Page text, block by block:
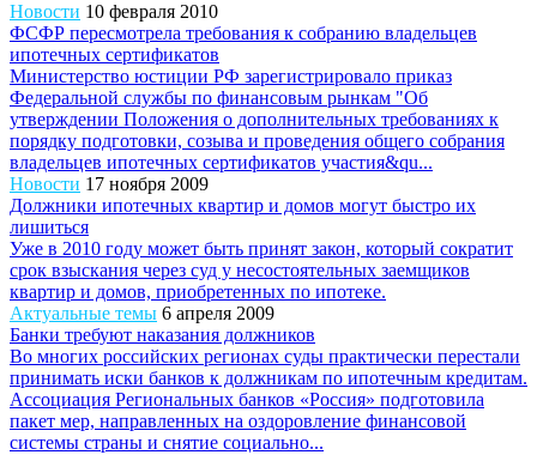
Новости 10 февраля 2010
ФСФР пересмотрела требования к собранию владельцев
ипотечных сертификатов
Министерство юстиции РФ зарегистрировало приказ
Федеральной службы по финансовым рынкам "Об
утверждении Положения о дополнительных требованиях к
порядку подготовки, созыва и проведения общего собрания
владельцев ипотечных сертификатов участия&qu...
Новости 17 ноября 2009
Должники ипотечных квартир и домов могут быстро их
лишиться
Уже в 2010 году может быть принят закон, который сократит
срок взыскания через суд у несостоятельных заемщиков
квартир и домов, приобретенных по ипотеке.
Актуальные темы 6 апреля 2009
Банки требуют наказания должников
Во многих российских регионах суды практически перестали
принимать иски банков к должникам по ипотечным кредитам.
Ассоциация Региональных банков «Россия» подготовила
пакет мер, направленных на оздоровление финансовой
системы страны и снятие социально...